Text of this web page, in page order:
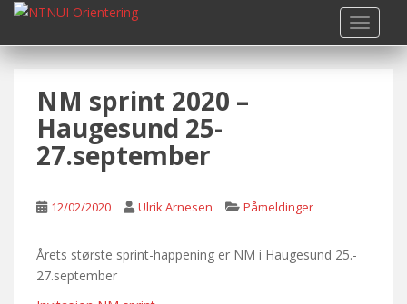
i
NM sprint 2020 –
Haugesund 25-
27.september
12/02/2020 Ulrik Arnesen Påmeldinger
Årets største sprint-happening er NM i Haugesund 25.-
27.september